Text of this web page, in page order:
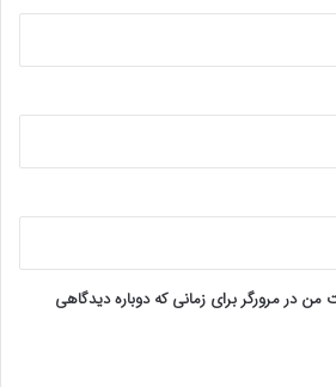
من در مرورگر برای زمانی که دوباره دیدگاهی